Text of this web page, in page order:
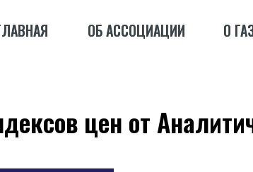
ОБ АССОЦИАЦИИ
ОБ АССОЦИАЦИИ О
О
цен от